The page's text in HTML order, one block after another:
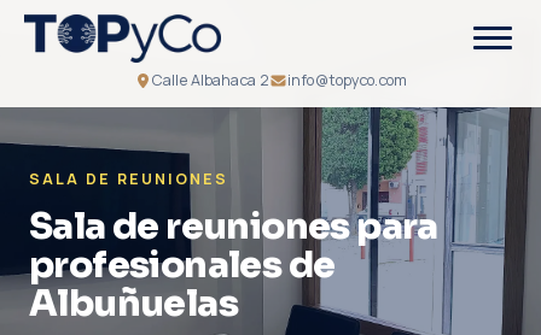
Calle Albahaca 2 info@topyco.com
SALA DE REUNIONES
Sala de reuniones para
profesionales de
Albuñuelas